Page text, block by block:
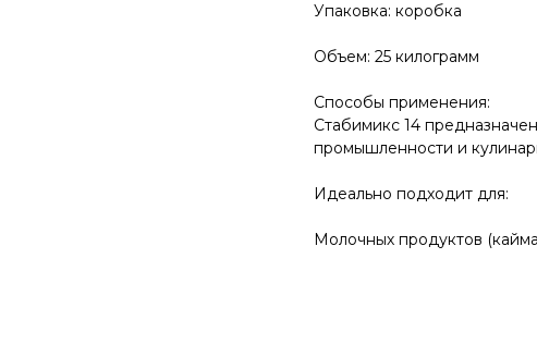
Упаковка: коробка
Объем: 25 килограмм
Способы применения:
Стабимикс 14
промышленности и
Идеально подходит для:
Молочных продуктов